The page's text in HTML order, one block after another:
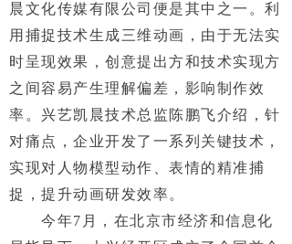
晨文化传媒有限公司便是其中之一。利
用捕捉技术生成三维动画，由于无法实
时呈现效果，创意提出方和技术实现方
之间容易产生理解偏差，影响制作效
率。兴艺凯晨技术总监陈鹏飞介绍，针
对痛点，企业开发了一系列关键技术，
实现对人物模型动作、表情的精准捕
捉，提升动画研发效率。
今年7月，在北京市经济和信息化